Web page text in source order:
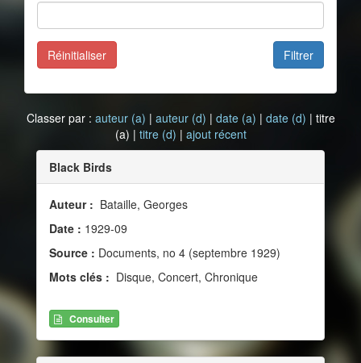
Filtrer
Réinitialiser
Classer par : auteur (a) | auteur (d) | date (a) | date (d) | titre
(a) | titre (d) | ajout récent
Black Birds
Auteur : Bataille, Georges
Date : 1929-09
Source : Documents, no 4 (septembre 1929)
Mots clés : Disque, Concert, Chronique
Consulter